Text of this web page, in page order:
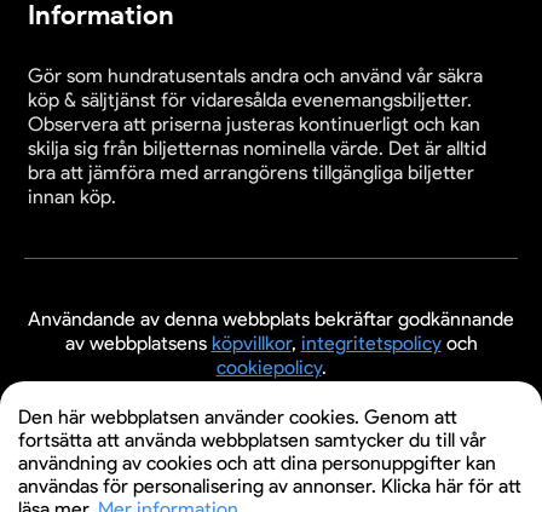
Information
Gör som hundratusentals andra och använd vår säkra
köp & säljtjänst för vidaresålda evenemangsbiljetter.
Observera att priserna justeras kontinuerligt och kan
skilja sig från biljetternas nominella värde. Det är alltid
bra att jämföra med arrangörens tillgängliga biljetter
innan köp.
Användande av denna webbplats bekräftar godkännande
av webbplatsens köpvillkor, integritetspolicyoch
cookiepolicy.
© 2026 Evenemangsbiljetter.se
Den här webbplatsen använder cookies. Genom att
fortsätta att använda webbplatsen samtycker du till vår
användning av cookies och att dina personuppgifter kan
användas för personalisering av annonser. Klicka här för att